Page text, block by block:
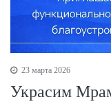
23 марта 2026
Украсим